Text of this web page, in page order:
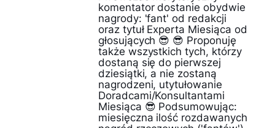
komentator dostanie obydwie
nagrody: 'fant' od redakcji
oraz tytuł Experta Miesiąca od
głosujących 😎 😎 Proponuję
także wszystkich tych, którzy
dostaną się do pierwszej
dziesiątki, a nie zostaną
nagrodzeni, utytułowanie
Doradcami/Konsultantami
Miesiąca 😎 Podsumowując:
miesięczna ilość rozdawanych